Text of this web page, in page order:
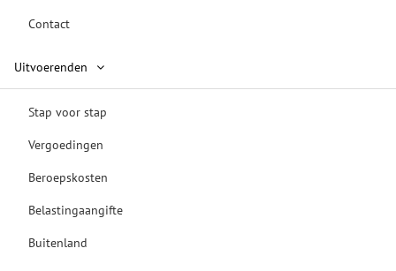
Contact
Uitvoerenden
Stap voor stap
Vergoedingen
Beroepskosten
Belastingaangifte
Buitenland